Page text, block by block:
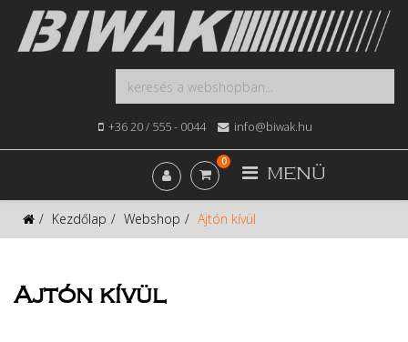
+36 20 / 555 - 0044 info@biwak.hu
MENÜ
0
Kezdőlap Webshop Ajtón kívül
Ajtón kívül